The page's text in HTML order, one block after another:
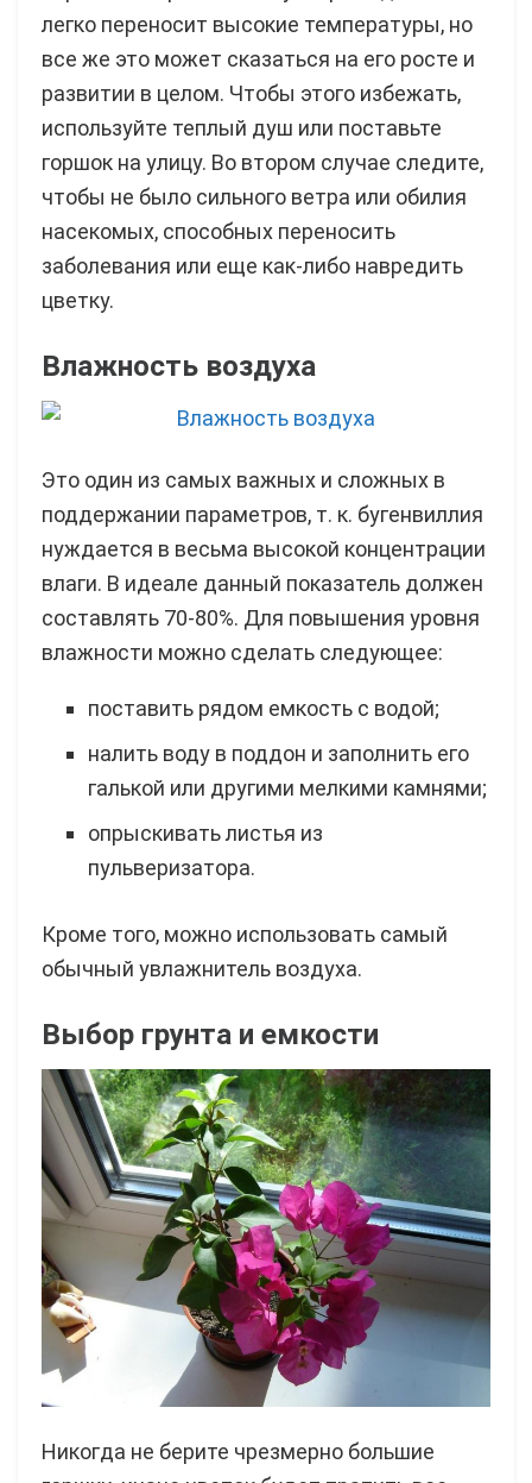
легко переносит высокие температуры, но
все же это может сказаться на его росте и
развитии в целом. Чтобы этого избежать,
используйте теплый душ или поставьте
горшок на улицу. Во втором случае следите,
чтобы не было сильного ветра или обилия
насекомых, способных переносить
заболевания или еще как-либо навредить
цветку.
Влажность воздуха
Это один из самых важных и сложных в
поддержании параметров, т. к. бугенвиллия
нуждается в весьма высокой концентрации
влаги. В идеале данный показатель должен
составлять 70-80%. Для повышения уровня
влажности можно сделать следующее:
поставить рядом емкость с водой;
налить воду в поддон и заполнить его
галькой или другими мелкими камнями;
опрыскивать листья из
пульверизатора.
Кроме того, можно использовать самый
обычный увлажнитель воздуха.
Выбор грунта и емкости
Никогда не берите чрезмерно большие